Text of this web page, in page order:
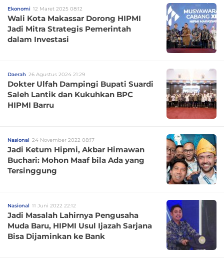
Ekonomi 12 Maret 2025 08:12
Wali Kota Makassar Dorong HIPMI
Jadi Mitra Strategis Pemerintah
dalam Investasi
Daerah 26 Agustus 2024 21:29
Dokter Ulfah Dampingi Bupati Suardi
Saleh Lantik dan Kukuhkan BPC
HIPMI Barru
Nasional 24 November 2022 08:17
Jadi Ketum Hipmi, Akbar Himawan
Buchari: Mohon Maaf bila Ada yang
Tersinggung
Nasional 11 Juni 2022 22:12
Jadi Masalah Lahirnya Pengusaha
Muda Baru, HIPMI Usul Ijazah Sarjana
Bisa Dijaminkan ke Bank